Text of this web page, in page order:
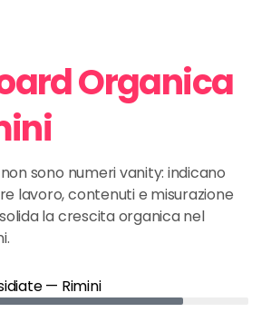
Organica
sono numeri vanity: indicano
lavoro, contenuti e misurazione
la crescita organica nel
— Rimini